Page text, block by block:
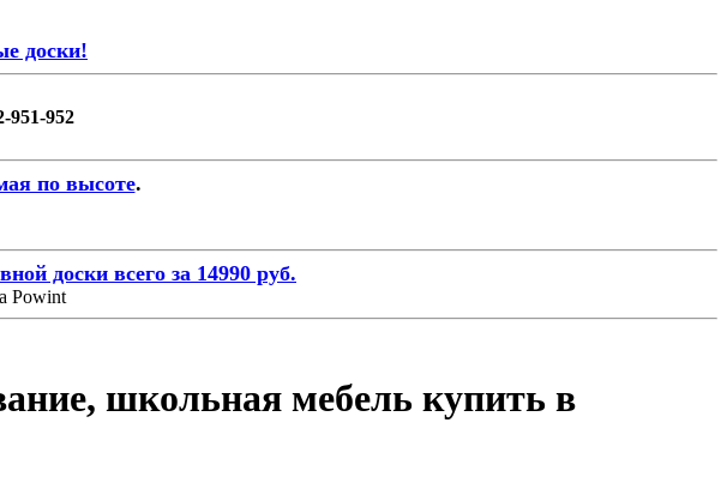
доски!
951-952
по высоте.
доски всего за 14990 руб.
школьная мебель купить в